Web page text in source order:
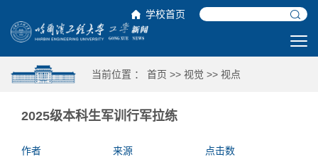
学校首页
当前位置 ： 首页 >> 视觉 >> 视点
2025级本科生军训行军拉练
作者
来源
点击数